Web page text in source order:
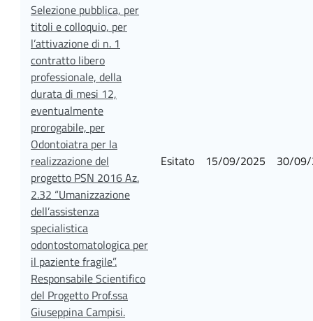
Selezione pubblica, per
titoli e colloquio, per
l’attivazione di n. 1
contratto libero
professionale, della
durata di mesi 12,
eventualmente
prorogabile, per
Odontoiatra per la
realizzazione del
progetto PSN 2016 Az.
2.32 “Umanizzazione
dell’assistenza
specialistica
odontostomatologica per
il paziente fragile”.
Responsabile Scientifico
del Progetto Prof.ssa
Giuseppina Campisi.
Esitato 15/09/2025 30/